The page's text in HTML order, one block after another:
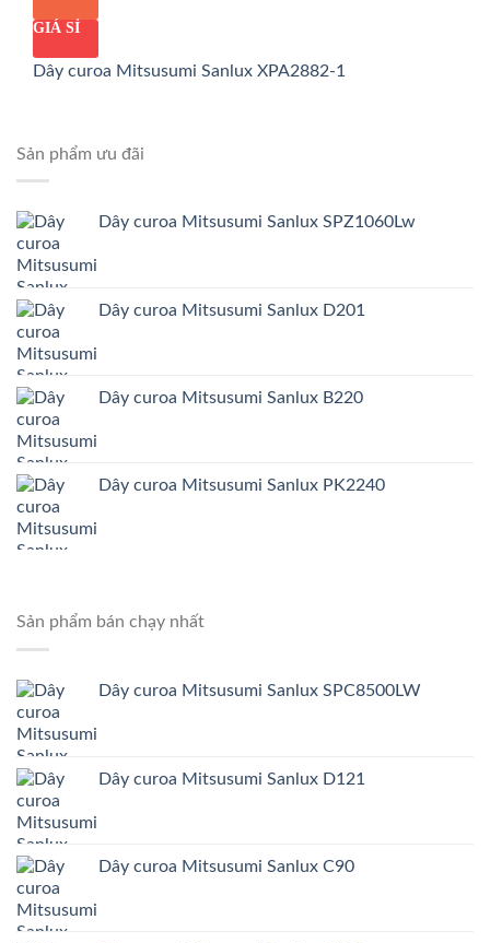
GIÁ SỈ
Dây curoa Mitsusumi Sanlux XPA2882-1
Sản phẩm ưu đãi
Dây curoa Mitsusumi Sanlux SPZ1060Lw
Dây curoa Mitsusumi Sanlux D201
Dây curoa Mitsusumi Sanlux B220
Dây curoa Mitsusumi Sanlux PK2240
Sản phẩm bán chạy nhất
Dây curoa Mitsusumi Sanlux SPC8500LW
Dây curoa Mitsusumi Sanlux D121
Dây curoa Mitsusumi Sanlux C90